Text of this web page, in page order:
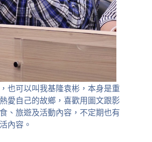
也可以叫我基隆袁彬，本身是重
愛自己的故鄉，喜歡用圖文跟影
、旅遊及活動內容，不定期也有
內容。